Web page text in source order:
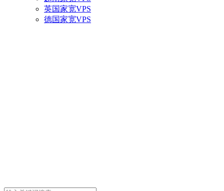
英国家宽VPS
德国家宽VPS